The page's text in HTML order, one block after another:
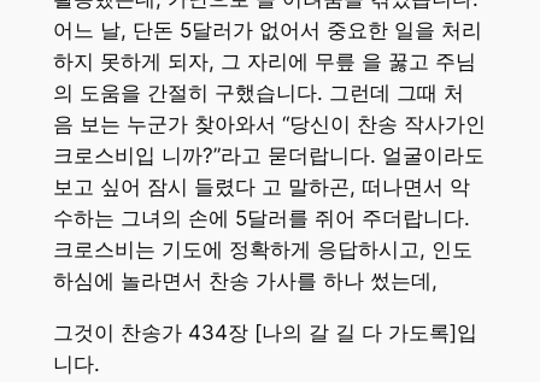
어느 날, 단돈 5달러가 없어서 중요한 일을 처리
하지 못하게 되자, 그 자리에 무릎 을 꿇고 주님
의 도움을 간절히 구했습니다. 그런데 그때 처
음 보는 누군가 찾아와서 “당신이 찬송 작사가인
크로스비입 니까?”라고 묻더랍니다. 얼굴이라도
보고 싶어 잠시 들렸다 고 말하곤, 떠나면서 악
수하는 그녀의 손에 5달러를 쥐어 주더랍니다.
크로스비는 기도에 정확하게 응답하시고, 인도
하심에 놀라면서 찬송 가사를 하나 썼는데,
그것이 찬송가 434장 [나의 갈 길 다 가도록]입
니다.